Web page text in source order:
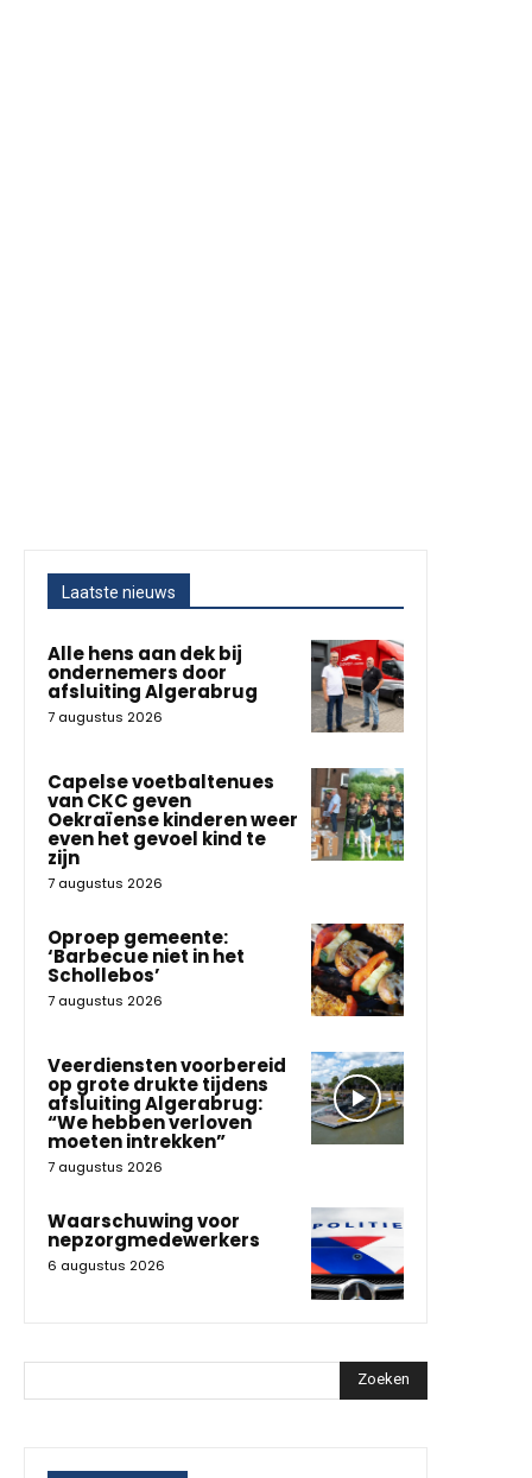
Laatste nieuws
Alle hens aan dek bij
ondernemers door
afsluiting Algerabrug
7 augustus 2026
Capelse voetbaltenues
van CKC geven
Oekraïense kinderen weer
even het gevoel kind te
zijn
7 augustus 2026
Oproep gemeente:
‘Barbecue niet in het
Schollebos’
7 augustus 2026
Veerdiensten voorbereid
op grote drukte tijdens
afsluiting Algerabrug:
“We hebben verloven
moeten intrekken”
7 augustus 2026
Waarschuwing voor
nepzorgmedewerkers
6 augustus 2026
Zoeken